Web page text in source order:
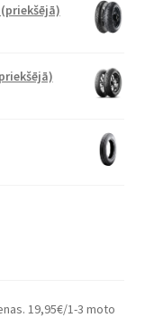
(priekšējā)
19,95€/1-3 moto